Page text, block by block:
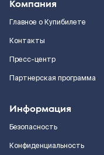
Компания
Главное о Купибилете
Контакты
Пресс-центр
Партнерская программа
Информация
Безопасность
Конфиденциальность